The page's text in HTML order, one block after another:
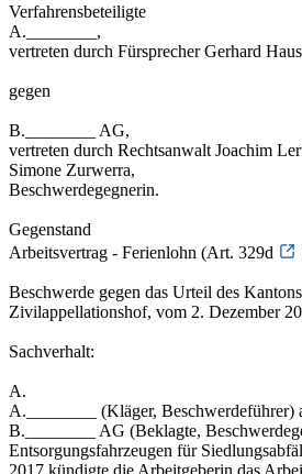
Verfahrensbeteiligte
A.________,
vertreten durch Fürsprecher Gerhard
gegen
B.________ AG,
vertreten durch Rechtsanwalt Joachim
Simone Zurwerra,
Beschwerdegegnerin.
Gegenstand
Arbeitsvertrag - Ferienlohn (Art. 329d
Beschwerde gegen das Urteil des
Zivilappellationshof, vom 2. Dezember
Sachverhalt:
A.
A.________ (Kläger, Beschwerdeführer)
B.________ AG (Beklagte,
Entsorgungsfahrzeugen für
2017 kündigte die Arbeitgeberin das